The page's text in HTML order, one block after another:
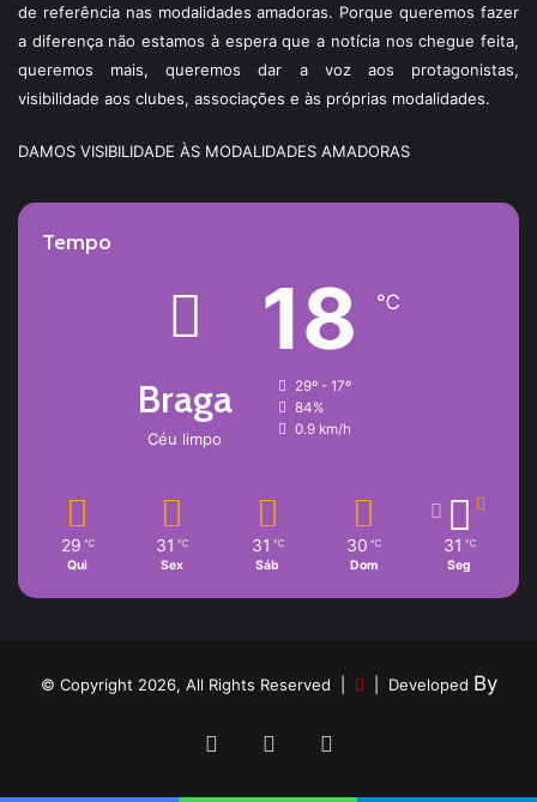
de referência nas modalidades amadoras. Porque queremos fazer
a diferença não estamos à espera que a notícia nos chegue feita,
queremos mais, queremos dar a voz aos protagonistas,
visibilidade aos clubes, associações e às próprias modalidades.
DAMOS VISIBILIDADE ÀS MODALIDADES AMADORAS
Tempo
Braga
Céu limpo
18 ℃
29º - 17º
84%
0.9 km/h
29 ℃
Qui
31 ℃
Sex
31 ℃
Sáb
30 ℃
Dom
31 ℃
Seg
© Copyright 2026, All Rights Reserved | | Developed By
FacebookYouTube